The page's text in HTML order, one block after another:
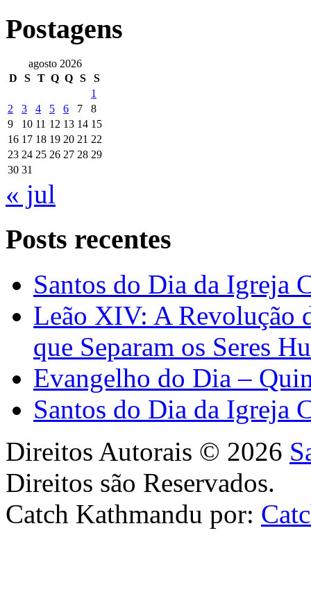
Postagens
agosto 2026
D
S T Q Q S
S
1
2
3 4 5 6 7
8
9
10 11 12 13 14 15
16 17 18 19 20 21 22
23 24 25 26 27 28 29
30 31
« jul
Posts recentes
Santos do Dia da Igreja
Leão XIV: A Revolução
que Separam os Seres
Evangelho do Dia –
Santos do Dia da Igreja
Direitos Autorais © 2026
Direitos são Reservados.
Catch Kathmandu por: